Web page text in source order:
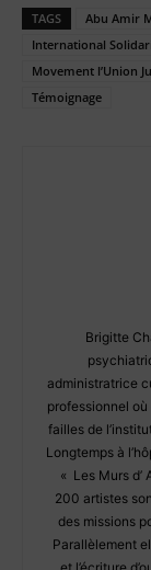
TAGS Abu Amir
International
Movement l’Union
Témoignage
Brigitte
administratrice
professionnel où
failles de
Longtemps à
« Les Murs d’
200 artistes
des missions
Parallèlement